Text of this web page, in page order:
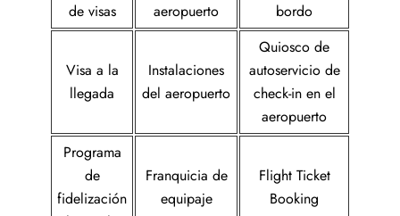
de visas
aeropuerto
bordo
Visa a la
llegada
Instalaciones
del aeropuerto
Quiosco de
autoservicio de
check-in en el
aeropuerto
Programa
de
fidelización
Franquicia de
equipaje
Flight Ticket
Booking